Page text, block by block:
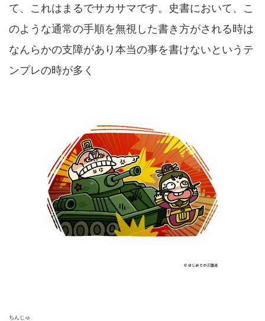
て、これはまるでサカサマです。史書において、こ
のような通常の手順を無視した書き方がされる時は
なんらかの支障があり本当の事を書けないというテ
ンプレの時が多く
ちんじゅ